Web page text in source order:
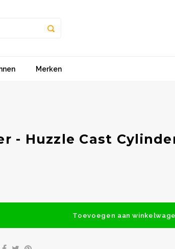
Merken
- Huzzle Cast
Toevoegen aan